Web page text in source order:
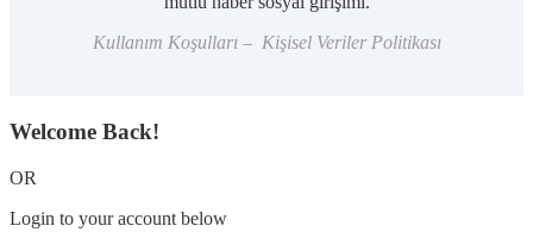
Kullanım Koşulları – Kişisel Veriler Politikası
Welcome Back!
OR
Login to your account below